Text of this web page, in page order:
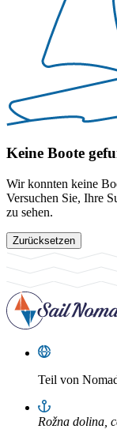
Keine Boote
Wir konnten keine
Versuchen Sie, Ihre
zu sehen.
Zurücksetzen
Teil von
Rožna dolina,